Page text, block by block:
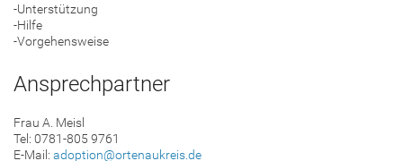
-Unterstützung
-Hilfe
-Vorgehensweise
Ansprechpartner
Frau A. Meisl
Tel: 0781-805 9761
E-Mail: adoption@ortenaukreis.de